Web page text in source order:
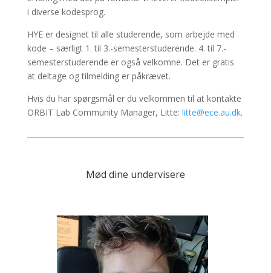
i diverse kodesprog.
HYE er designet til alle studerende, som arbejde med
kode – særligt 1. til 3.-semesterstuderende. 4. til 7.-
semesterstuderende er også velkomne. Det er gratis
at deltage og tilmelding er påkrævet.
Hvis du har spørgsmål er du velkommen til at kontakte
ORBIT Lab Community Manager, Litte: litte@ece.au.dk.
Mød dine undervisere